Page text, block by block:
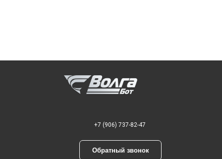
+7 (906) 737-82-47
Обратный звонок